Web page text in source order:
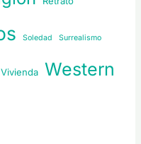
Soledad Surrealismo
Vivienda Western